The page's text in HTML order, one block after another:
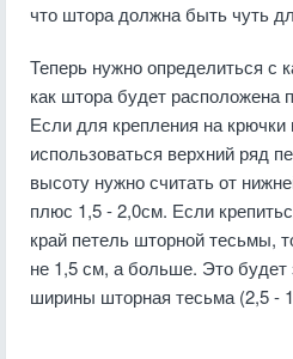
что штора должна быть чуть
Теперь нужно определиться с
как штора будет расположена
Если для крепления на крючки
использоваться верхний ряд
высоту нужно считать от
плюс 1,5 - 2,0см. Если
край петель шторной тесьмы,
не 1,5 см, а больше. Это будет
ширины шторная тесьма (2,5 -